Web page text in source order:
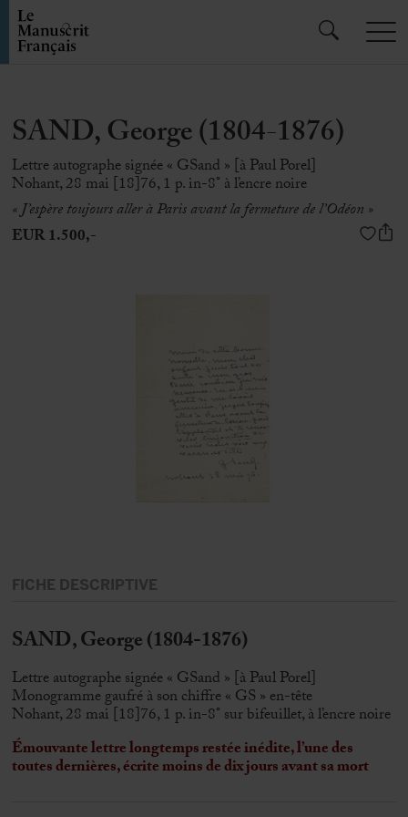
SAND, George (1804-1876)
Lettre autographe signée « GSand » [à Paul Porel]
Nohant, 28 mai [18]76, 1 p. in-8° à l’encre noire
« J’espère toujours aller à Paris avant la fermeture de l’Odéon »
EUR 1.500,-
FICHE DESCRIPTIVE
SAND, George (1804-1876)
Lettre autographe signée « GSand » [à Paul Porel]
Monogramme gaufré à son chiffre « GS » en-tête
Nohant, 28 mai [18]76, 1 p. in-8° sur bifeuillet, à l’encre noire
Émouvante lettre longtemps restée inédite, l’une des
toutes dernières, écrite moins de dix jours avant sa mort